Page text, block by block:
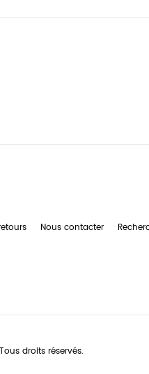
Nous contacter
droits réservés.